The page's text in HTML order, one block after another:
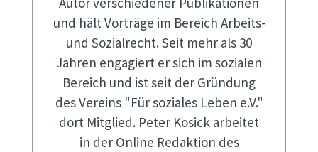
und hält Vorträge im Bereich Arbeits-
und Sozialrecht. Seit mehr als 30
Jahren engagiert er sich im sozialen
Bereich und ist seit der Gründung
des Vereins "Für soziales Leben e.V."
dort Mitglied. Peter Kosick arbeitet
in der Online Redaktion des